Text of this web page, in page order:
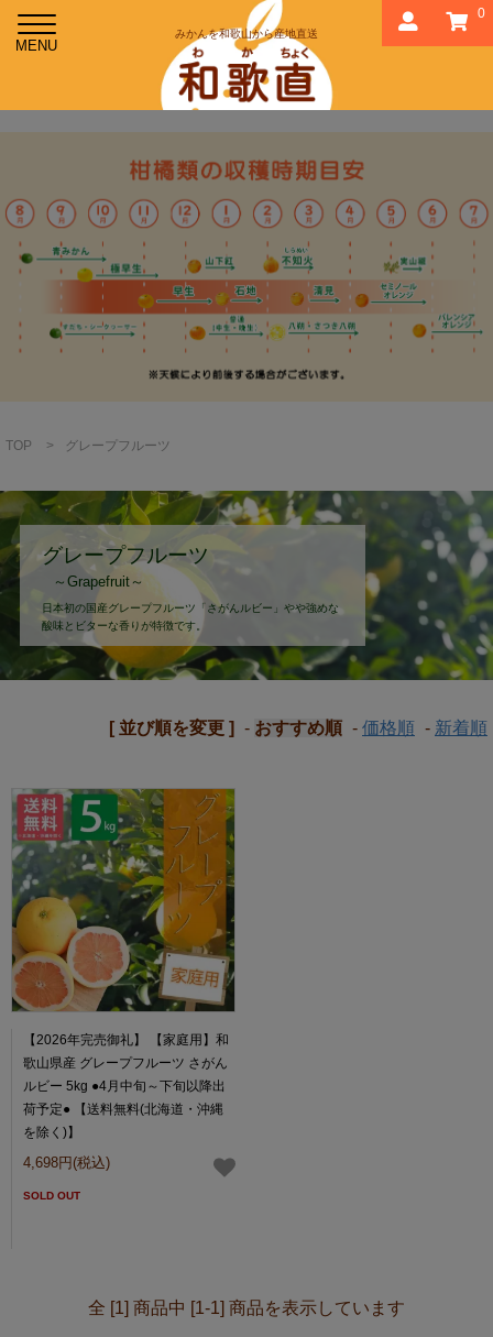
0
みかんを和歌山から産地直送
TOP > グレープフルーツ
グレープフルーツ
～Grapefruit～
日本初の国産グレープフルーツ「さがんルビー」 やや強めな
酸味とビターな香りが特徴です。
[ 並び順を変更 ] - おすすめ順 - 価格順 - 新着順
【2026年完売御礼】 【家庭用】和
歌山県産 グレープフルーツ さがん
ルビー 5kg ●4月中旬～下旬以降出
荷予定● 【送料無料(北海道・沖縄
を除く)】
4,698円(税込)
SOLD OUT
全 [1] 商品中 [1-1] 商品を表示しています